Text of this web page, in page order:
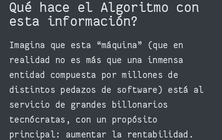
Qué hace el Algoritmo con
esta información?
Imagina que esta “máquina” (que en
realidad no es más que una inmensa
entidad compuesta por millones de
distintos pedazos de software) está al
servicio de grandes billonarios
tecnócratas, con un propósito
principal: aumentar la rentabilidad.